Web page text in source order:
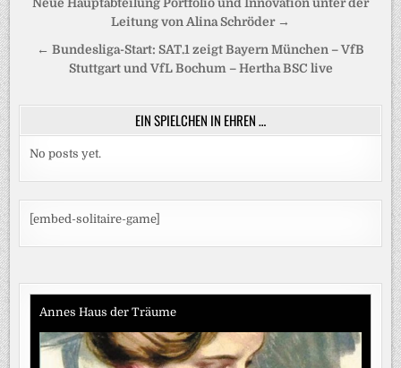
Neue Hauptabteilung Portfolio und Innovation unter der
Leitung von Alina Schröder →
← Bundesliga-Start: SAT.1 zeigt Bayern München – VfB
Stuttgart und VfL Bochum – Hertha BSC live
EIN SPIELCHEN IN EHREN …
No posts yet.
[embed-solitaire-game]
Annes Haus der Träume